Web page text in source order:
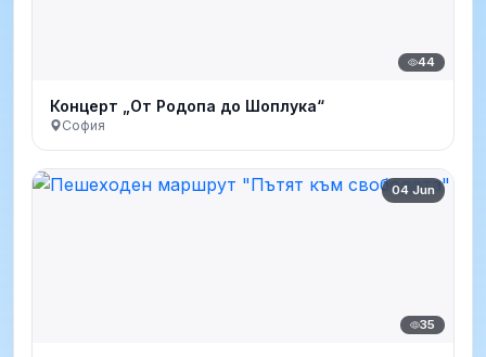
44
Концерт „От Родопа до Шоплука“
София
04 Jun
35